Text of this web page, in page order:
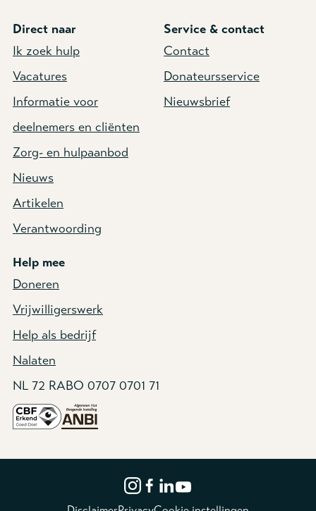
Direct naar
Ik zoek hulp
Vacatures
Informatie voor
deelnemers en cliënten
Zorg- en hulpaanbod
Nieuws
Artikelen
Verantwoording
Service & contact
Contact
Donateursservice
Nieuwsbrief
Help mee
Doneren
Vrijwilligerswerk
Help als bedrijf
Nalaten
NL 72 RABO 0707 0701 71